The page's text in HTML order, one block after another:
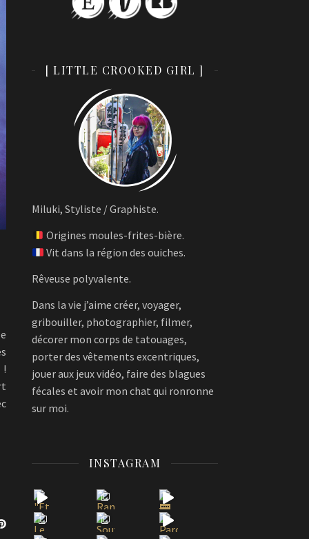
!
[ LITTLE CROOKED GIRL ]
Miluki, Styliste / Graphiste.
Origines moules-frites-bière.
Vit dans la région des ouiches.
Rêveuse polyvalente.
Dans la vie j’aime créer, voyager,
gribouiller, photographier, filmer,
décorer mon corps de tatouages,
porter des vêtements excentriques,
jouer aux jeux vidéo, faire des blagues
fécales et avoir mon chat qui ronronne
sur moi.
INSTAGRAM